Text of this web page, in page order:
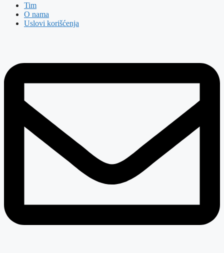
Tim
O nama
Uslovi korišćenja